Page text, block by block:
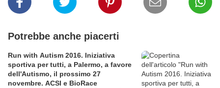
Potrebbe anche piacerti
Run with Autism 2016. Iniziativa
sportiva per tutti, a Palermo, a favore
dell'Autismo, il prossimo 27
novembre. ACSI e BioRace